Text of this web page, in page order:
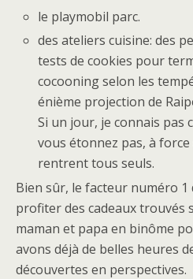
le playmobil parc.
des ateliers cuisine: des
tests de cookies pour
cocooning selon les
énième projection de
Si un jour, je connais pas
vous étonnez pas, à
rentrent tous seuls.
Bien sûr, le facteur numéro 1
profiter des cadeaux trouvés
maman et papa en binôme
avons déjà de belles heures
découvertes en perspectives.